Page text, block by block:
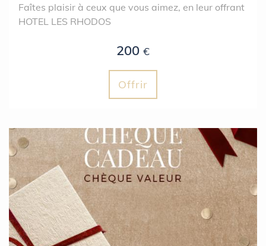
Faîtes plaisir à ceux que vous aimez, en leur offrant
HOTEL LES RHODOS
200 €
Offrir